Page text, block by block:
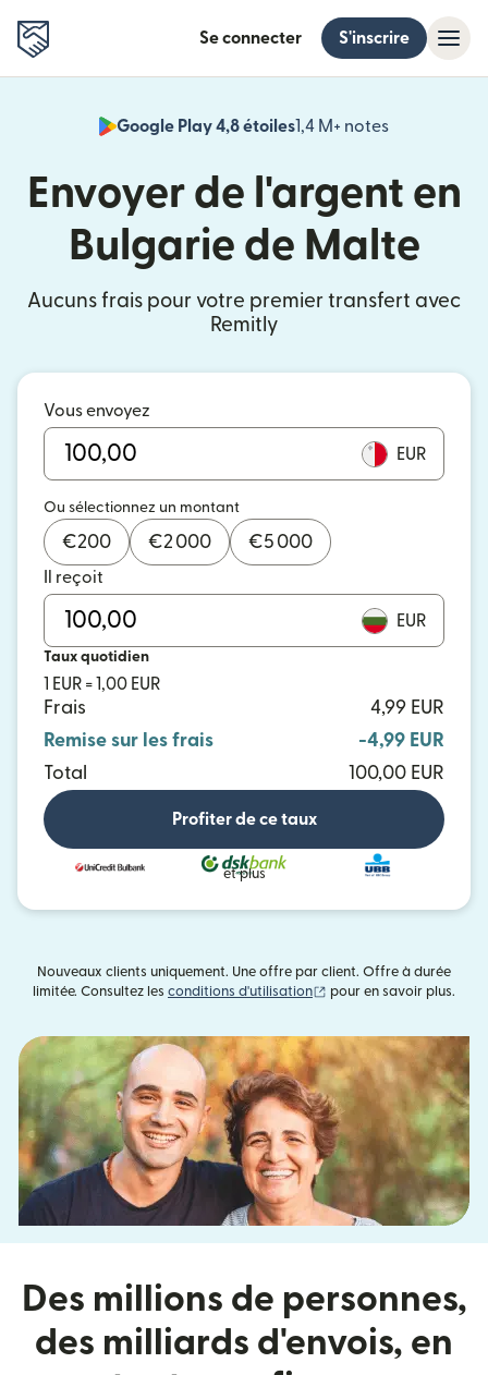
Se connecter S'inscrire
Google Play 4,8 étoiles1,4 M+ notes
Envoyer de l'argent en
Bulgarie de Malte
Aucuns frais pour votre premier transfert avec
Remitly
Vous envoyez
EUR
Ou sélectionnez un montant
€200 €2 000 €5 000
Il reçoit
EUR
Taux quotidien
1 EUR = 1,00 EUR
Frais
4,99 EUR
Remise sur les frais
-4,99 EUR
Total
100,00 EUR
Profiter de ce taux
et plus
Nouveaux clients uniquement. Une offre par client. Offre à durée
limitée. Consultez les conditions d'utilisation (s'ouvre dans une
pour en savoir plus.
Des millions de personnes,
des milliards d'envois, en